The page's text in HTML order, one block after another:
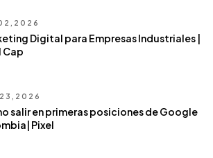
Digital para Empresas Industriales |
Cap
salir en primeras posiciones de Google
Pixel